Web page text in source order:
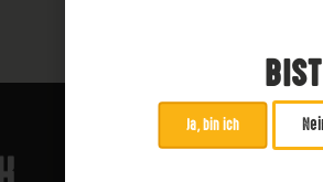
Ja, bin ich